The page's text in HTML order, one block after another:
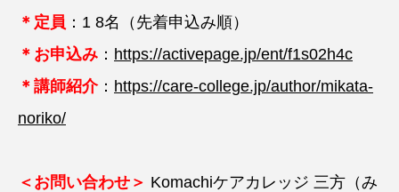
＊定員 ：1 8名（先着申込み順）
＊ お申込み ： https://activepage.jp/ent/f1s02h4c
＊講師紹介： https://care-college.jp/author/mikata-
noriko/
＜お問い合わせ＞ Komachiケアカレッジ 三方（み